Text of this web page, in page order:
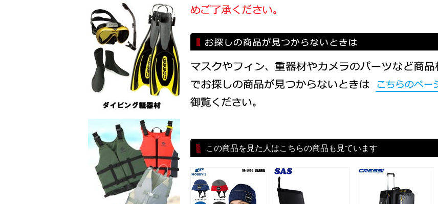
この商品を見た人はこちらの商品も見ています